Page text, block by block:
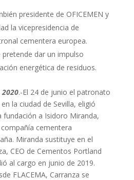
presidente de OFICEMEN y
la vicepresidencia de
cementera europea.
pretende dar un impulso
energética de residuos.
2020.-El 24 de junio el patronato
la ciudad de Sevilla, eligió
fundación a Isidoro Miranda,
cementera
Miranda sustituye en el
CEO de Cementos Portland
al cargo en junio de 2019.
FLACEMA, Carranza se